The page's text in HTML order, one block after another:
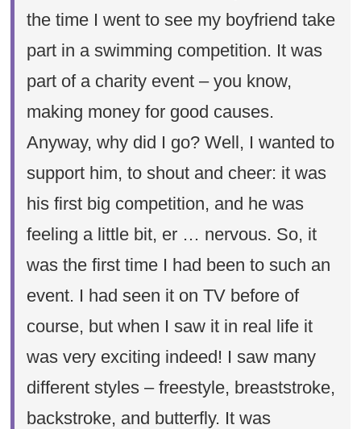
the time I went to see my boyfriend take
part in a swimming competition. It was
part of a charity event – you know,
making money for good causes.
Anyway, why did I go? Well, I wanted to
support him, to shout and cheer: it was
his first big competition, and he was
feeling a little bit, er … nervous. So, it
was the first time I had been to such an
event. I had seen it on TV before of
course, but when I saw it in real life it
was very exciting indeed! I saw many
different styles – freestyle, breaststroke,
backstroke, and butterfly. It was